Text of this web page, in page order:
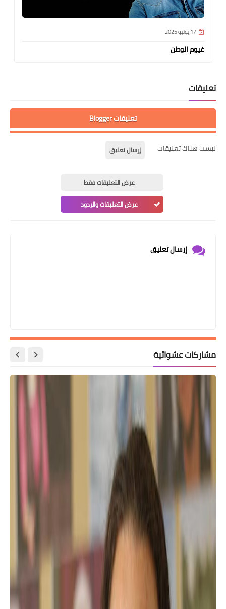
17 يونيو 2025
غيوم الوطن
تعليقات
تعليقات Blogger
ليست هناك تعليقات إرسال تعليق
عرض التعليقات فقط
عرض التعليقات والردود
إرسال تعليق
مشاركات عشوائية